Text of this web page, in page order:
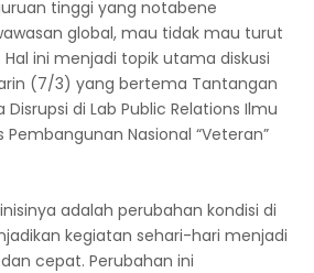
tinggi yang notabene
global, mau tidak mau turut
ini menjadi topik utama diskusi
(7/3) yang bertema Tantangan
Disrupsi di Lab Public Relations Ilmu
Pembangunan Nasional “Veteran”
adalah perubahan kondisi di
kegiatan sehari-hari menjadi
cepat. Perubahan ini